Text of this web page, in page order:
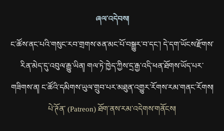
ཞལ་འདེབས།
ང་ཚོས་ནང་པའི་གསུང་རབ་གྲགས་ཅན་མང་པོ་བསྒྱུར་བ་དང་། དེ་དག་ཡོངས་རྫོགས་
རིན་མེད་དུ་འབུལ་རྒྱུ་ཡིན། གལ་ཏེ་ཁྱེད་ཀྱིས་དྲ་རྒྱ་འདི་ཕན་ཐོགས་ཡོད་པར་
གཟིགས་ན། ང་ཚོའི་དམིགས་ཡུལ་གྲུབ་པར་མཐུན་འགྱུར་རོགས་རམ་གནང་རོགས།
པེ་ཊོན་ (Patreon) ཐོག་ནས་རམ་འདེགས་གནོངས།